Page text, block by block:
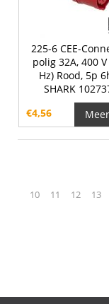
225-6 CEE-
polig 32A, 400
Hz) Rood, 5p
SHARK
€4,56
10 11 12 13